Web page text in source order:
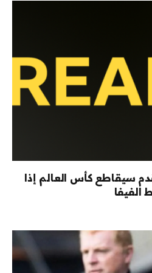
سيقاطع كأس العالم إذا